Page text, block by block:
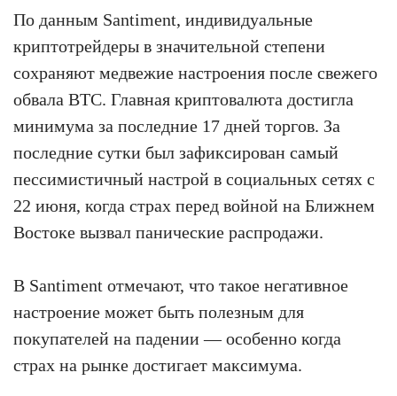
По данным Santiment, индивидуальные
криптотрейдеры в значительной степени
сохраняют медвежие настроения после свежего
обвала BTC. Главная криптовалюта достигла
минимума за последние 17 дней торгов. За
последние сутки был зафиксирован самый
пессимистичный настрой в социальных сетях с
22 июня, когда страх перед войной на Ближнем
Востоке вызвал панические распродажи.
В Santiment отмечают, что такое негативное
настроение может быть полезным для
покупателей на падении — особенно когда
страх на рынке достигает максимума.